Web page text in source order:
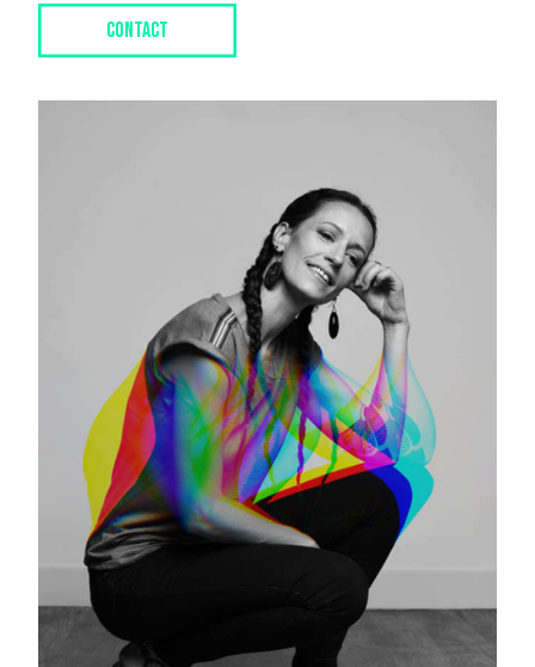
CONTACT